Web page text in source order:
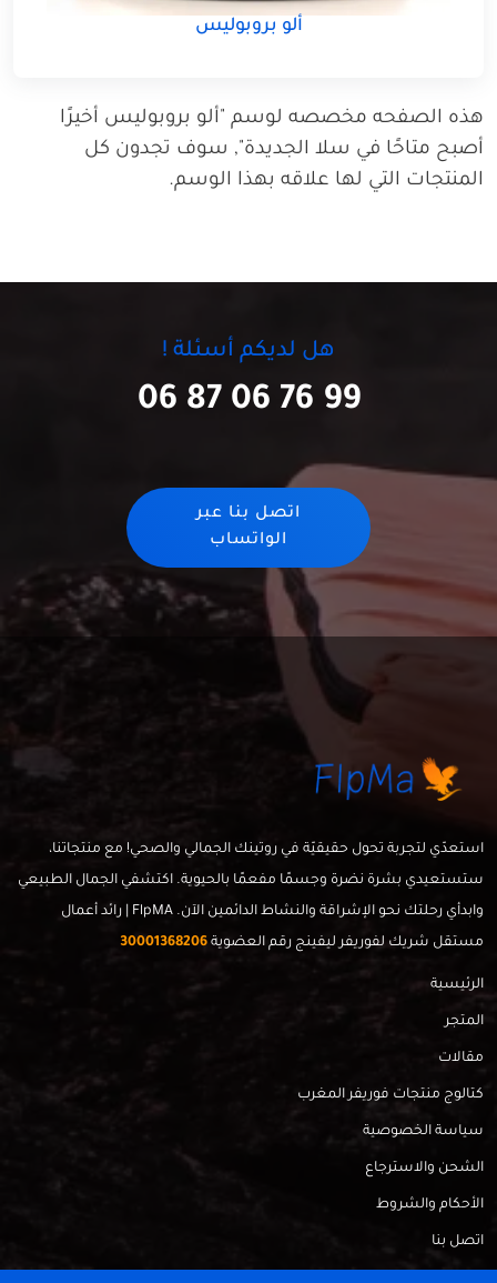
ألو بروبوليس
هذه الصفحه مخصصه لوسم "ألو بروبوليس أخيرًا
أصبح متاحًا في سلا الجديدة", سوف تجدون كل
المنتجات التي لها علاقه بهذا الوسم.
هل لديكم أسئلة !
06 87 06 76 99
اتصل بنا عبر
الواتساب
استعدّي لتجربة تحول حقيقيّة في روتينك الجمالي والصحي! مع منتجاتنا،
ستستعيدي بشرة نضرة وجسمًا مفعمًا بالحيوية. اكتشفي الجمال الطبيعي
وابدأي رحلتك نحو الإشراقة والنشاط الدائمين الآن. FlpMA | رائد أعمال
مستقل شريك لفوريفر ليفينج رقم العضوية 30001368206
الرئيسية
المتجر
مقالات
كتالوج منتجات فوريفر المغرب
سياسة الخصوصية
الشحن والاسترجاع
الأحكام والشروط
اتصل بنا